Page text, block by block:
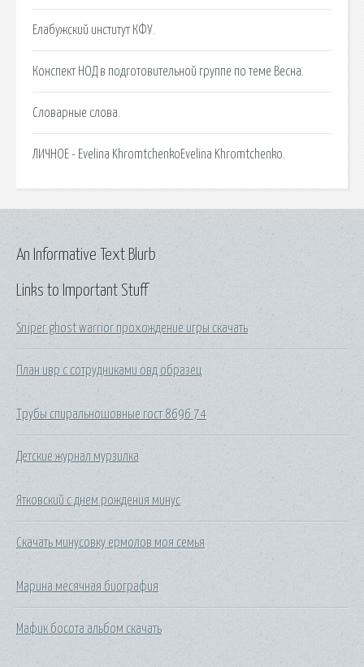
Елабужский институт КФУ.
Конспект НОД в подготовительной группе по теме Весна.
Словарные слова.
ЛИЧНОЕ - Evelina KhromtchenkoEvelina Khromtchenko.
Links to Important Stuff
Sniper ghost warrior прохождение игры скачать
План ивр с сотрудниками овд образец
Трубы спиральношовные гост 8696 74
Детские журнал мурзилка
Ятковский с днем рождения минус
Скачать минусовку ермолов моя семья
Марина месячная биография
Мафик босота альбом скачать
An Informative Text Blurb